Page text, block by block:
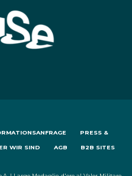
PRESS &
WIR SIND AGB B2B SITES